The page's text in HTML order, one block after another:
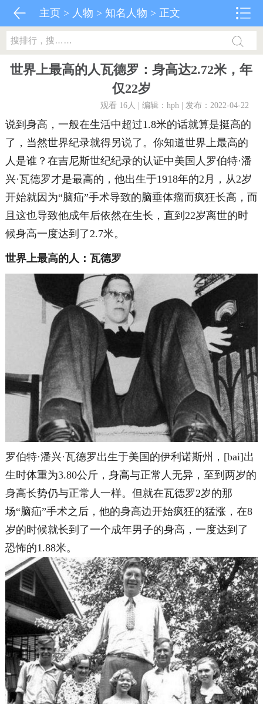
主页 > 人物 > 知名人物 > 正文
世界上最高的人瓦德罗：身高达2.72米，年
仅22岁
观看 16人 | 编辑：hph | 发布：2022-04-22
说到身高，一般在生活中超过1.8米的话就算是挺高的
了，当然世界纪录就得另说了。你知道世界上最高的
人是谁？在吉尼斯世纪纪录的认证中美国人罗伯特·潘
兴·瓦德罗才是最高的，他出生于1918年的2月，从2岁
开始就因为“脑疝”手术导致的脑垂体瘤而疯狂长高，而
且这也导致他成年后依然在生长，直到22岁离世的时
候身高一度达到了2.7米。
世界上最高的人：瓦德罗
罗伯特·潘兴·瓦德罗出生于美国的伊利诺斯州，[bai]出
生时体重为3.80公斤，身高与正常人无异，至到两岁的
身高长势仍与正常人一样。但就在瓦德罗2岁的那
场“脑疝”手术之后，他的身高边开始疯狂的猛涨，在8
岁的时候就长到了一个成年男子的身高，一度达到了
恐怖的1.88米。